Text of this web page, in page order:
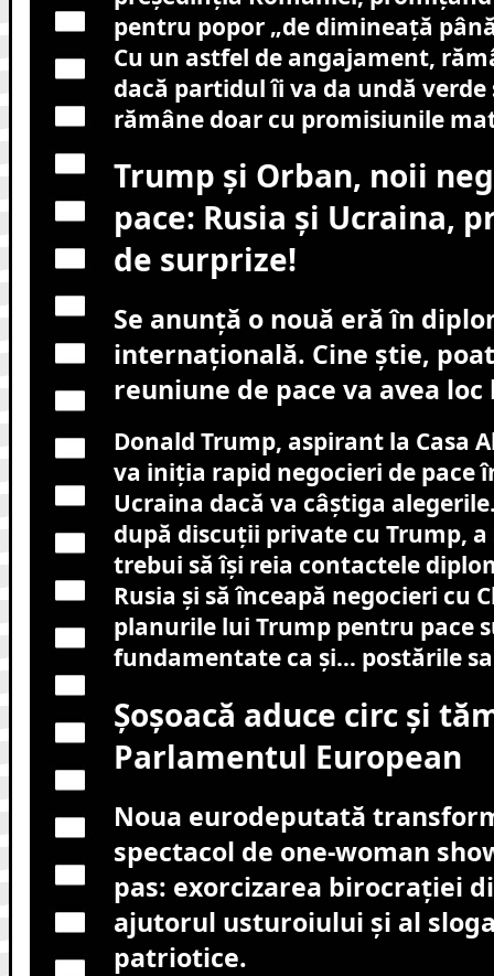
pentru popor „de dimineață
Cu un astfel de angajament,
dacă partidul îi va da undă verde
rămâne doar cu promisiunile
Trump și Orban, noii
pace: Rusia și Ucraina,
de surprize!
Se anunță o nouă eră în
internațională. Cine știe,
reuniune de pace va avea
Donald Trump, aspirant la Casa
va iniția rapid negocieri de pace
Ucraina dacă va câștiga
după discuții private cu Trump, a
trebui să își reia contactele
Rusia și să înceapă negocieri cu
planurile lui Trump pentru pace
fundamentate ca și… postările
Șoșoacă aduce circ și
Parlamentul European
Noua eurodeputată
spectacol de one-woman
pas: exorcizarea birocrației
ajutorul usturoiului și al
patriotice.